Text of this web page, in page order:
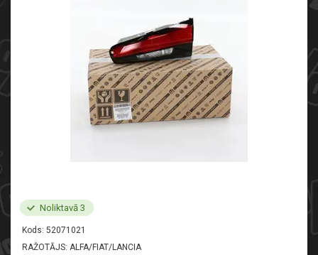
Noliktavā 3
Kods: 52071021
RAŽOTĀJS: ALFA/FIAT/LANCIA